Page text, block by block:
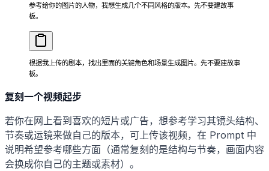
参考给你的图片的人物，我想生成几个不同风格的版本。先不要建故事
板。
根据我上传的剧本，找出里面的关键角色和场景生成图片。先不要建故事
板。
复刻一个视频起步
若你在网上看到喜欢的短片或广告，想参考学习其镜头结构、
节奏或运镜来做自己的版本，可上传该视频，在 Prompt 中
说明希望参考哪些方面（通常复刻的是结构与节奏，画面内容
会换成你自己的主题或素材）。